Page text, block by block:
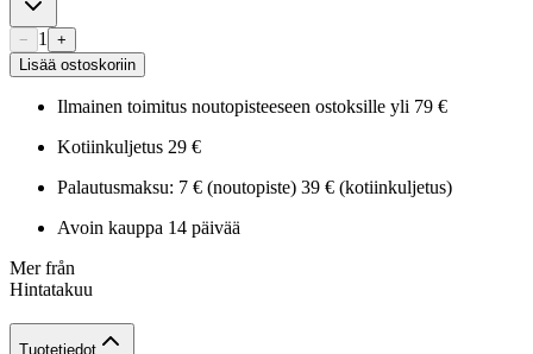
− 1
+
Lisää ostoskoriin
Ilmainen toimitus noutopisteeseen ostoksille yli 79 €
Kotiinkuljetus 29 €
Palautusmaksu: 7 € (noutopiste) 39 € (kotiinkuljetus)
Avoin kauppa 14 päivää
Mer från
Hintatakuu
Tuotetiedot